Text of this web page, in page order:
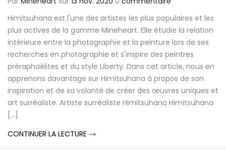
Himitsuhana est l'une des artistes les plus populaires et les
plus actives de la gamme Mineheart. Elle étudie la relation
intérieure entre la photographie et la peinture lors de ses
recherches en photographie et s'inspire des peintres
préraphaélites et du style Liberty. Dans cet article, nous en
apprenons davantage sur Himitsuhana à propos de son
inspiration et de sa volonté de créer des œuvres uniques et
art surréaliste. Artiste surréaliste Himitsuhana Himitsuhana
[...]
CONTINUER LA LECTURE